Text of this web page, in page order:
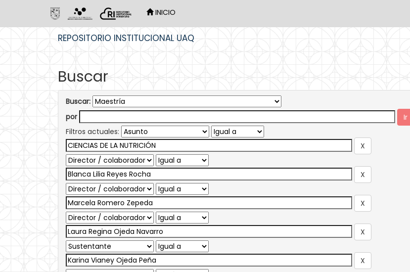
INICIO
REPOSITORIO INSTITUCIONAL UAQ
Buscar
Buscar:
por
Filtros actuales: